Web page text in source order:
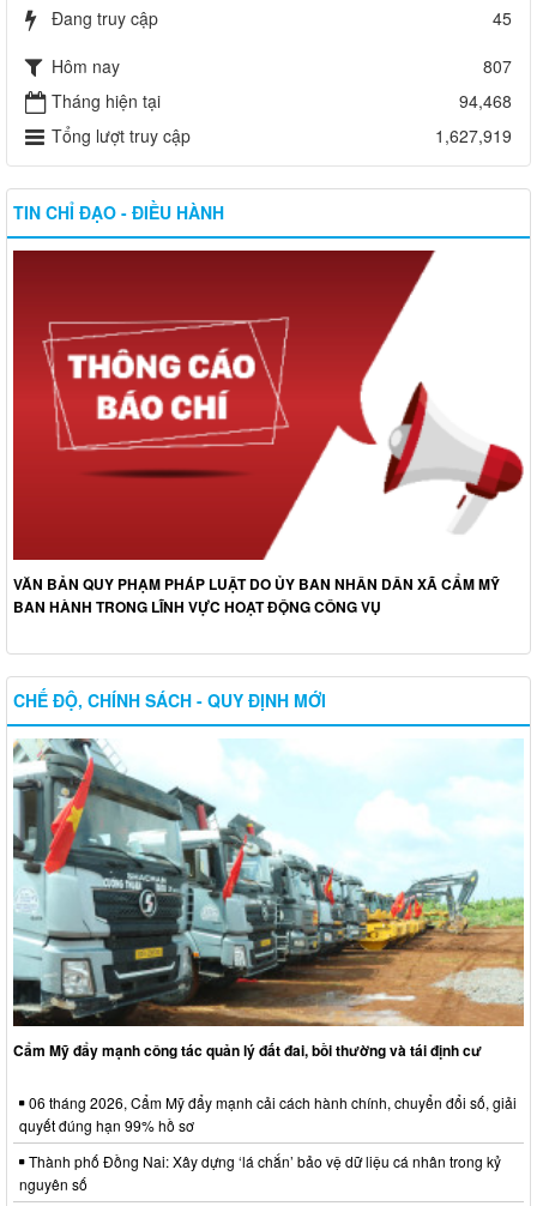
Đang truy cập
45
Hôm nay
807
Tháng hiện tại
94,468
Tổng lượt truy cập
1,627,919
TIN CHỈ ĐẠO - ĐIỀU HÀNH
VĂN BẢN QUY PHẠM PHÁP LUẬT DO ỦY BAN NHÂN DÂN XÃ CẨM MỸ
BAN HÀNH TRONG LĨNH VỰC HOẠT ĐỘNG CÔNG VỤ
CHẾ ĐỘ, CHÍNH SÁCH - QUY ĐỊNH MỚI
Cẩm Mỹ đẩy mạnh công tác quản lý đất đai, bồi thường và tái định cư
06 tháng 2026, Cẩm Mỹ đẩy mạnh cải cách hành chính, chuyển đổi số, giải
quyết đúng hạn 99% hồ sơ
Thành phố Đồng Nai: Xây dựng ‘lá chắn’ bảo vệ dữ liệu cá nhân trong kỷ
nguyên số